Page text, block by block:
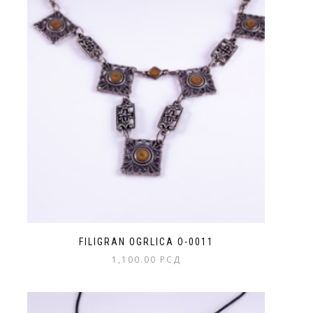
FILIGRAN OGRLICA O-0011
1,100.00 РСД
proizvod